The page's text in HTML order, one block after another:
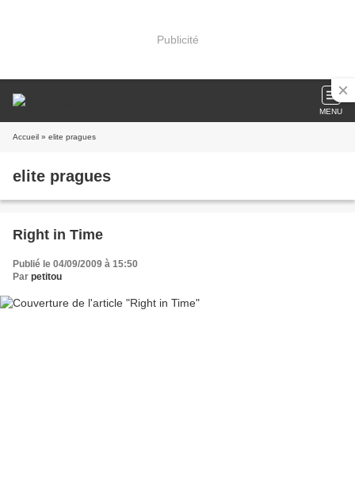
Publicité
MENU
Accueil » elite pragues
elite pragues
Right in Time
Publié le 04/09/2009 à 15:50
Par petitou